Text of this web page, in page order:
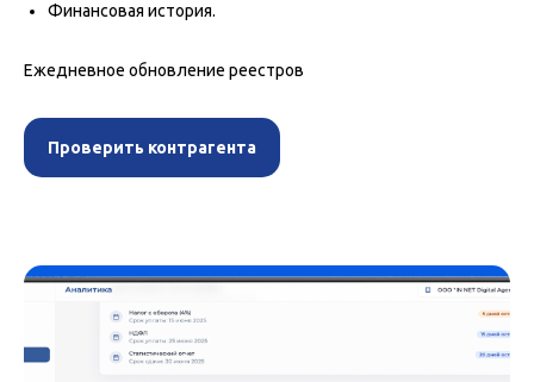
Финансовая история.
Ежедневное обновление реестров
Проверить контрагента